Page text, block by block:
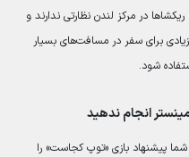
در مرکز لندن نظارتی ندارند و
برای سفر در مسافت‌های بسیار
شود.
پیشنهاد بازی «توپ کجاست» را